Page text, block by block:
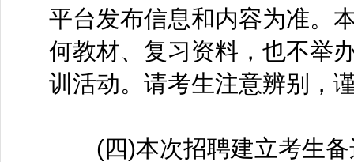
平台发布信息和内容为准。
何教材、复习资料，也不举
训活动。请考生注意辨别，
(四)本次招聘建立考生备